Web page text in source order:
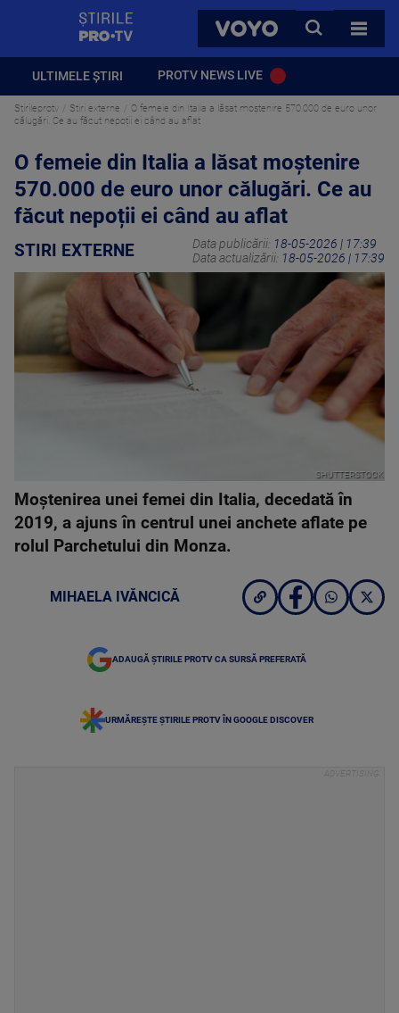
VOYO
CAUTA
TOATE
ULTIMELE ȘTIRI PROTV NEWS LIVE
Stirileprotv Stiri externe
O femeie din Italia a lăsat moștenire 570.000 de euro unor
călugări. Ce au făcut nepoții ei când au aflat
O femeie din Italia a lăsat moștenire
570.000 de euro unor călugări. Ce au
făcut nepoții ei când au aflat
STIRI EXTERNE Data publicării: 18-05-2026 | 17:39
Data actualizării: 18-05-2026 | 17:39
SHUTTERSTOCK
Moștenirea unei femei din Italia, decedată în
2019, a ajuns în centrul unei anchete aflate pe
rolul Parchetului din Monza.
MIHAELA IVĂNCICĂ
ADAUGĂ ȘTIRILE PROTV CA SURSĂ PREFERATĂ
URMĂREȘTE ȘTIRILE PROTV ÎN GOOGLE DISCOVER